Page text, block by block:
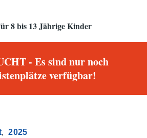
8 bis 13 Jährige Kinder
- Es sind nur noch
verfügbar!
2025